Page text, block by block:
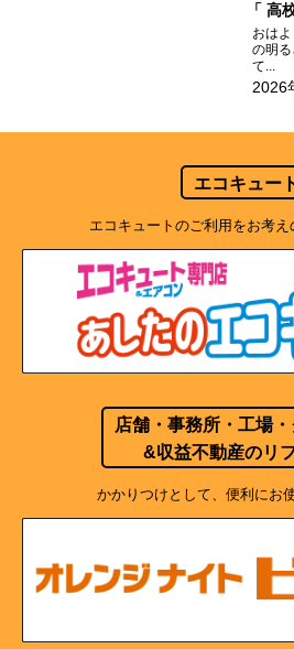
高校
おは
の明
て...
2026
エコキュー
エコキュートのご利用をお考え
店舗・事務所・工場
&収益不動産のリ
かかりつけとして、便利にお